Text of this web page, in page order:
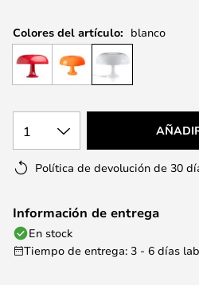
Colores del artículo: blanco
1
Política de devolución de 30
Información de entrega
En stock
Tiempo de entrega: 3 - 6 días